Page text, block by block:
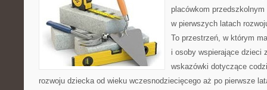
placówkom
w pierwszych latach
To przestrzeń, w którym
i osoby wspierające dzieci
wskazówki dotyczące
rozwoju dziecka od wieku wczesnodziecięcego aż po pierwsze